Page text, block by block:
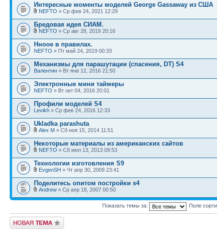
Интересные моменты моделей George Gassaway из США
NEFTO » Ср фев 24, 2021 12:29
Бредовая идея СИАМ.
NEFTO » Ср авг 28, 2019 20:16
Нноое в правилах.
NEFTO » Пт май 24, 2019 00:33
Механизмы для парашутации (спасения, DT) S4
Валентин » Вт янв 12, 2016 21:50
Электронные мини таймеры
NEFTO » Вт окт 04, 2016 20:01
Профили моделей S4
Levikh » Ср фев 24, 2016 12:33
Ukladka parashuta
Alex M » Сб ноя 15, 2014 11:51
Некоторые материалы из американских сайтов
NEFTO » Сб июл 13, 2013 09:53
Технологии изготовления S9
EvgenSH » Чт апр 30, 2009 23:41
Поделитесь опитом постройки s4
Andrew » Ср апр 18, 2007 00:50
Показать темы за: Поле
Новая тема